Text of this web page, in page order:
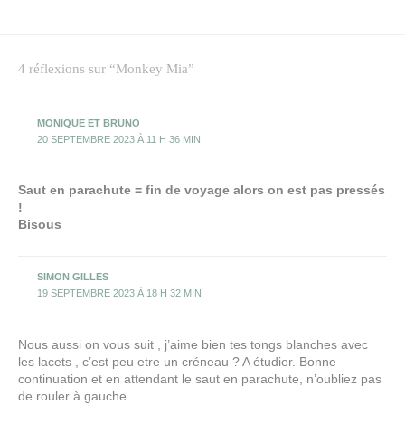
4 réflexions sur “Monkey Mia”
MONIQUE ET BRUNO
20 SEPTEMBRE 2023 À 11 H 36 MIN
Saut en parachute = fin de voyage alors on est pas pressés
!
Bisous
SIMON GILLES
19 SEPTEMBRE 2023 À 18 H 32 MIN
Nous aussi on vous suit , j’aime bien tes tongs blanches avec
les lacets , c’est peu etre un créneau ? A étudier. Bonne
continuation et en attendant le saut en parachute, n’oubliez pas
de rouler à gauche.